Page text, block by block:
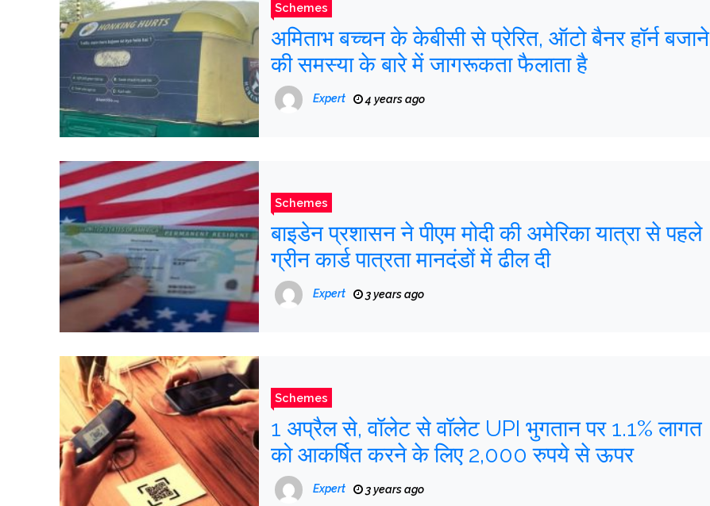
Schemes
अमिताभ बच्चन के केबीसी से प्रेरित, ऑटो बैनर हॉर्न बजाने
की समस्या के बारे में जागरूकता फैलाता है
Expert 4 years ago
Schemes
बाइडेन प्रशासन ने पीएम मोदी की अमेरिका यात्रा से पहले
ग्रीन कार्ड पात्रता मानदंडों में ढील दी
Expert 3 years ago
Schemes
1 अप्रैल से, वॉलेट से वॉलेट UPI भुगतान पर 1.1% लागत
को आकर्षित करने के लिए 2,000 रुपये से ऊपर
Expert 3 years ago